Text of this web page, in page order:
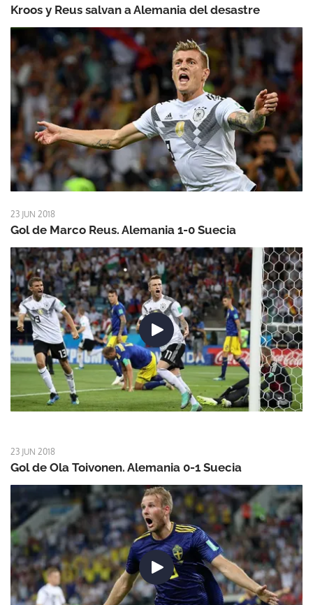
Kroos y Reus salvan a Alemania del desastre
23 JUN 2018
Gol de Marco Reus. Alemania 1-0 Suecia
23 JUN 2018
Gol de Ola Toivonen. Alemania 0-1 Suecia